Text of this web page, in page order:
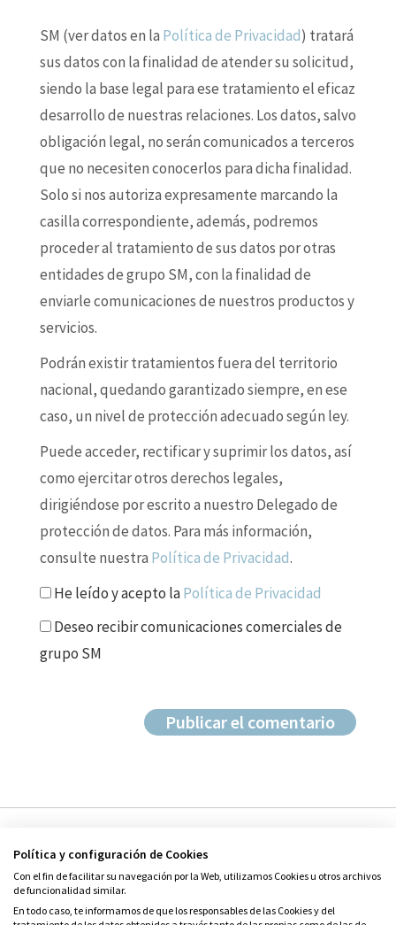
SM (ver datos en la Política de Privacidad) tratará
sus datos con la finalidad de atender su solicitud,
siendo la base legal para ese tratamiento el eficaz
desarrollo de nuestras relaciones. Los datos, salvo
obligación legal, no serán comunicados a terceros
que no necesiten conocerlos para dicha finalidad.
Solo si nos autoriza expresamente marcando la
casilla correspondiente, además, podremos
proceder al tratamiento de sus datos por otras
entidades de grupo SM, con la finalidad de
enviarle comunicaciones de nuestros productos y
servicios.
Podrán existir tratamientos fuera del territorio
nacional, quedando garantizado siempre, en ese
caso, un nivel de protección adecuado según ley.
Puede acceder, rectificar y suprimir los datos, así
como ejercitar otros derechos legales,
dirigiéndose por escrito a nuestro Delegado de
protección de datos. Para más información,
consulte nuestra Política de Privacidad.
He leído y acepto laPolítica de Privacidad
Deseo recibir comunicaciones comerciales de
grupo SM
Política y configuración de Cookies
Con el fin de facilitar su navegación por la Web, utilizamos Cookies u otros archivos
de funcionalidad similar.
En todo caso, te informamos de que los responsables de las Cookies y del